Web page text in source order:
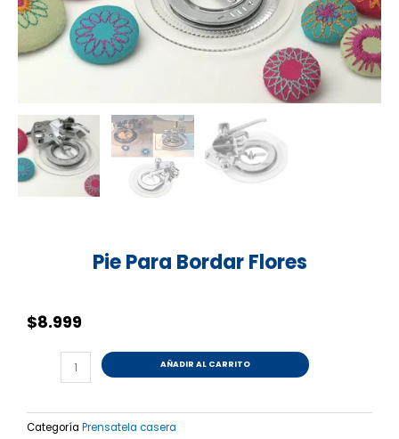
Pie Para Bordar Flores
$8.999
Flores
cantidad
AÑADIR AL CARRITO
Categoría Prensatela casera